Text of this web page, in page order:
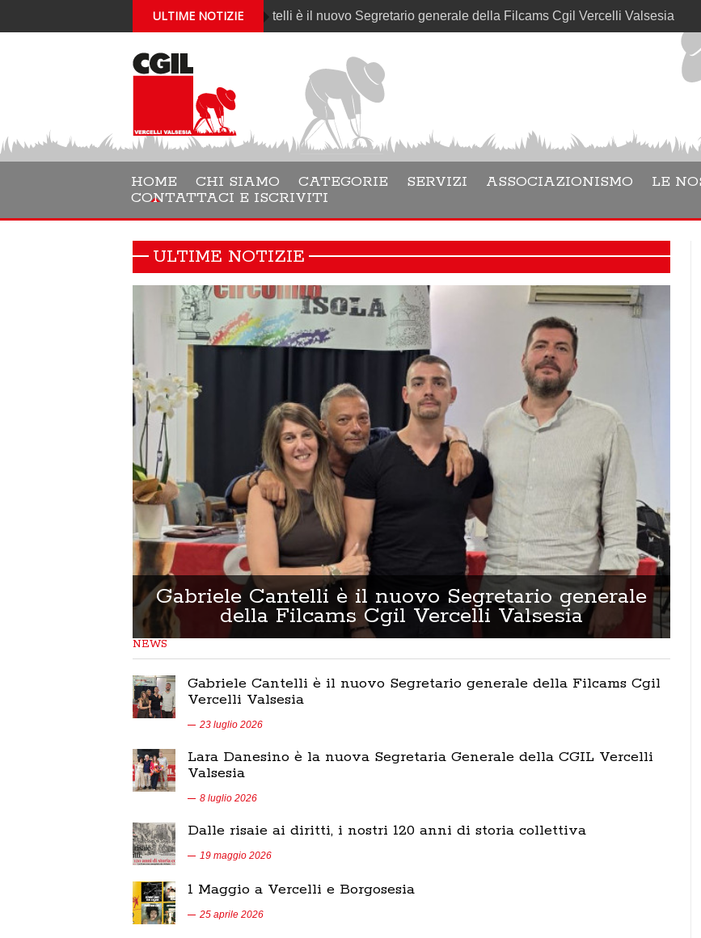
ULTIME NOTIZIE
Gabriele Cantelli è il nuovo Segretario generale della Filcams Cgil Vercelli Valsesia
HOME CHI SIAMO CATEGORIE SERVIZI ASSOCIAZIONISMO LE
CONTATTACI E ISCRIVITI
ULTIME NOTIZIE
Gabriele Cantelli è il nuovo Segretario generale
della Filcams Cgil Vercelli Valsesia
NEWS
Gabriele Cantelli è il nuovo Segretario generale della Filcams Cgil
Vercelli Valsesia
23 luglio 2026
Lara Danesino è la nuova Segretaria Generale della CGIL Vercelli
Valsesia
8 luglio 2026
Dalle risaie ai diritti, i nostri 120 anni di storia collettiva
19 maggio 2026
1 Maggio a Vercelli e Borgosesia
25 aprile 2026